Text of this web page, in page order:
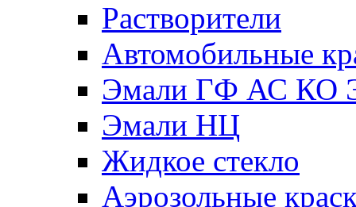
Растворители
Автомобильные
Эмали ГФ АС КО
Эмали НЦ
Жидкое стекло
Аэрозольные